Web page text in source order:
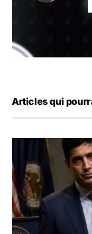
Articles qui
Emploi